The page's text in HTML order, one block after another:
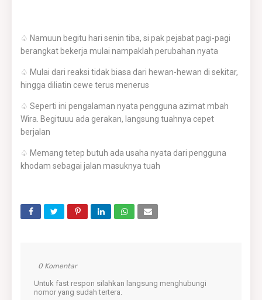
♤ Namuun begitu hari senin tiba, si pak pejabat pagi-pagi
berangkat bekerja mulai nampaklah perubahan nyata
♤ Mulai dari reaksi tidak biasa dari hewan-hewan di sekitar,
hingga diliatin cewe terus menerus
♤ Seperti ini pengalaman nyata pengguna azimat mbah
Wira. Begituuu ada gerakan, langsung tuahnya cepet
berjalan
♤ Memang tetep butuh ada usaha nyata dari pengguna
khodam sebagai jalan masuknya tuah
0 Komentar
Untuk fast respon silahkan langsung menghubungi
nomor yang sudah tertera.